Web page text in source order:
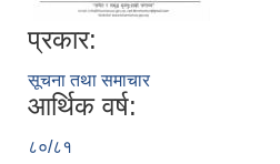
प्रकार:
सूचना तथा समाचार
आर्थिक वर्ष:
८०/८१